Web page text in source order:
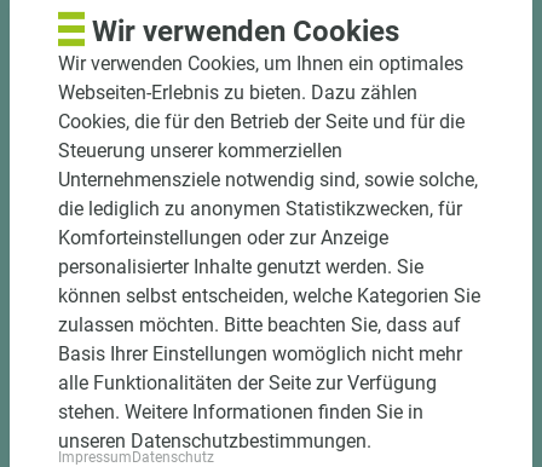
und winkelgenau
Hohe und präzise Leistung durch
halbautomatische Beschickung
Einzelteiletikettierung auf Wunsch möglich
Materialschonende und kundengerechte
Verpackung der Fixmaße
Jetzt Zuschnitt anfragen
Wir verwenden Cookies
Wir verwenden Cookies, um Ihnen ein optimales
Webseiten-Erlebnis zu bieten. Dazu zählen
Cookies, die für den Betrieb der Seite und für die
Steuerung unserer kommerziellen
Unternehmensziele notwendig sind, sowie solche,
die lediglich zu anonymen Statistikzwecken, für
Komforteinstellungen oder zur Anzeige
personalisierter Inhalte genutzt werden. Sie
können selbst entscheiden, welche Kategorien Sie
zulassen möchten. Bitte beachten Sie, dass auf
Basis Ihrer Einstellungen womöglich nicht mehr
alle Funktionalitäten der Seite zur Verfügung
stehen. Weitere Informationen finden Sie in
unseren Datenschutzbestimmungen.
ImpressumDatenschutz